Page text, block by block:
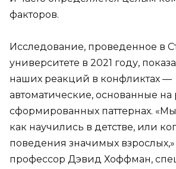
факторов.
Исследование, проведенное в
университете в 2021 году,
наших реакций в конфликтах —
автоматические, основанные на
сформированных паттернах.
как научились в детстве, или
поведения значимых
профессор Дэвид Хоффман,